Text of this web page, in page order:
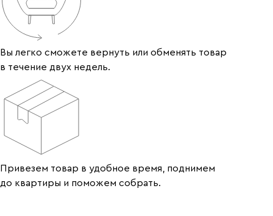
Вы легко сможете вернуть или обменять товар
в течение двух недель.
Привезем товар в удобное время, поднимем
до квартиры и поможем собрать.